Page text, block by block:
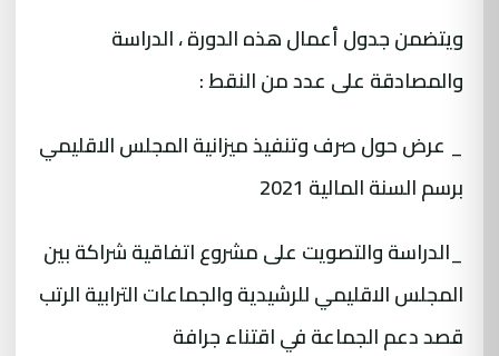
ويتضمن جدول أعمال هذه الدورة ، الدراسة
والمصادقة على عدد من النقط :
_ عرض حول صرف وتنفيذ ميزانية المجلس الاقليمي
برسم السنة المالية 2021
_الدراسة والتصويت على مشروع اتفاقية شراكة بين
المجلس الاقليمي للرشيدية والجماعات الترابية الرتب
قصد دعم الجماعة في اقتناء جرافة